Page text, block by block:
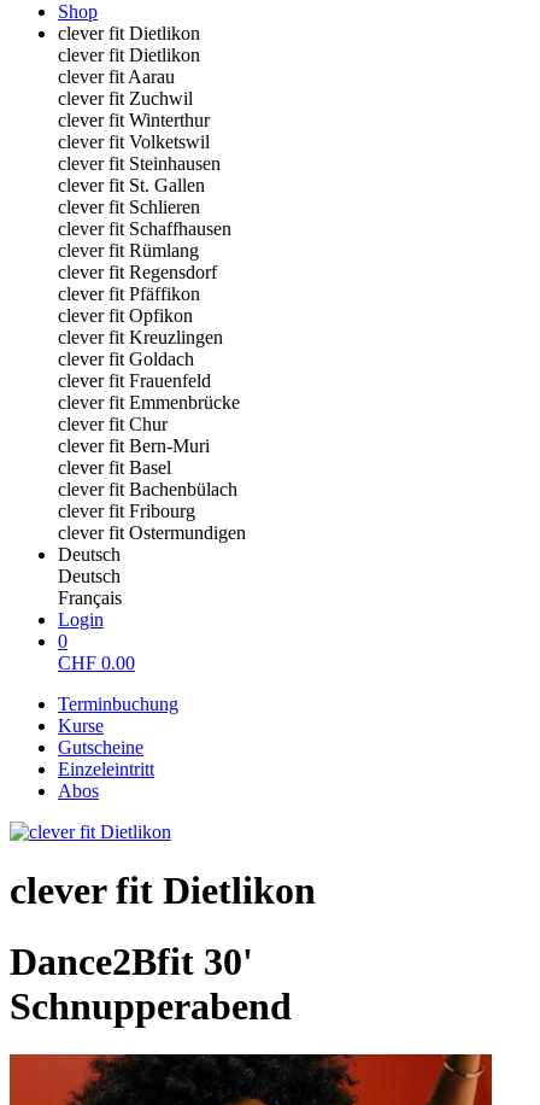
Shop
clever fit Dietlikon
clever fit Dietlikon
clever fit Aarau
clever fit Zuchwil
clever fit Winterthur
clever fit Volketswil
clever fit Steinhausen
clever fit St. Gallen
clever fit Schlieren
clever fit Schaffhausen
clever fit Rümlang
clever fit Regensdorf
clever fit Pfäffikon
clever fit Opfikon
clever fit Kreuzlingen
clever fit Goldach
clever fit Frauenfeld
clever fit Emmenbrücke
clever fit Chur
clever fit Bern-Muri
clever fit Basel
clever fit Bachenbülach
clever fit Fribourg
clever fit Ostermundigen
Deutsch
Deutsch
Français
Login
0
CHF 0.00
Terminbuchung
Kurse
Gutscheine
Einzeleintritt
Abos
clever fit Dietlikon
Dance2Bfit 30'
Schnupperabend